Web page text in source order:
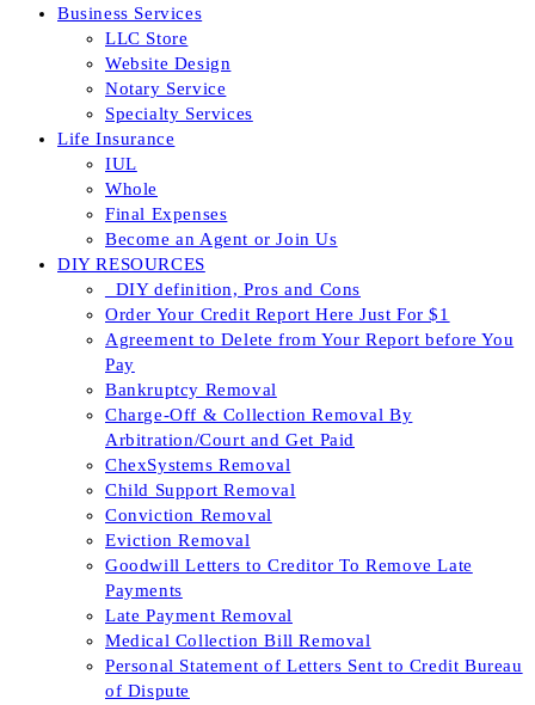
Business Services
LLC Store
Website Design
Notary Service
Specialty Services
Life Insurance
IUL
Whole
Final Expenses
Become an Agent or Join Us
DIY RESOURCES
_DIY definition, Pros and Cons
Order Your Credit Report Here Just For $1
Agreement to Delete from Your Report before You
Pay
Bankruptcy Removal
Charge-Off & Collection Removal By
Arbitration/Court and Get Paid
ChexSystems Removal
Child Support Removal
Conviction Removal
Eviction Removal
Goodwill Letters to Creditor To Remove Late
Payments
Late Payment Removal
Medical Collection Bill Removal
Personal Statement of Letters Sent to Credit Bureau
of Dispute